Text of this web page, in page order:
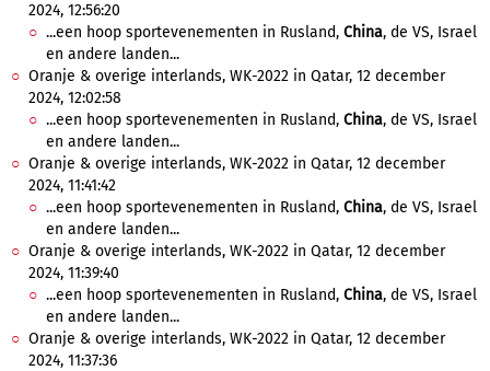
2024, 12:56:20
...een hoop sportevenementen in Rusland, China, de VS, Israel
en andere landen...
Oranje & overige interlands, WK-2022 in Qatar, 12 december
2024, 12:02:58
...een hoop sportevenementen in Rusland, China, de VS, Israel
en andere landen...
Oranje & overige interlands, WK-2022 in Qatar, 12 december
2024, 11:41:42
...een hoop sportevenementen in Rusland, China, de VS, Israel
en andere landen...
Oranje & overige interlands, WK-2022 in Qatar, 12 december
2024, 11:39:40
...een hoop sportevenementen in Rusland, China, de VS, Israel
en andere landen...
Oranje & overige interlands, WK-2022 in Qatar, 12 december
2024, 11:37:36